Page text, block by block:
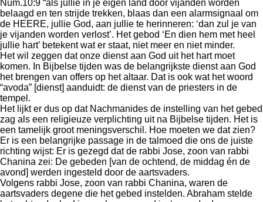
Num.10:9 “als jullie in je eigen land door vijanden worden
belaagd en ten strijde trekken, blaas dan een alarmsignaal om
de HEERE, jullie God, aan jullie te herinneren: ‘dan zul je van
je vijanden worden verlost’. Het gebod ‘En dien hem met heel
jullie hart’ betekent wat er staat, niet meer en niet minder.
Het wil zeggen dat onze dienst aan God uit het hart moet
komen. In Bijbelse tijden was de belangrijkste dienst aan God
het brengen van offers op het altaar. Dat is ook wat het woord
“avoda” [dienst] aanduidt: de dienst van de priesters in de
tempel.
Het lijkt er dus op dat Nachmanides de instelling van het gebed
zag als een religieuze verplichting uit na Bijbelse tijden. Het is
een tamelijk groot meningsverschil. Hoe moeten we dat zien?
Er is een belangrijke passage in de talmoed die ons de juiste
richting wijst: Er is gezegd dat de rabbi Jose, zoon van rabbi
Chanina zei: De gebeden [van de ochtend, de middag én de
avond] werden ingesteld door de aartsvaders.
Volgens rabbi Jose, zoon van rabbi Chanina, waren de
aartsvaders degene die het gebed instelden. Abraham stelde